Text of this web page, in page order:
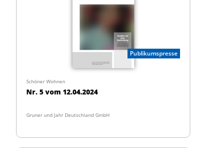
Publikumspresse
Schöner Wohnen
Nr. 5 vom 12.04.2024
Gruner und Jahr Deutschland GmbH